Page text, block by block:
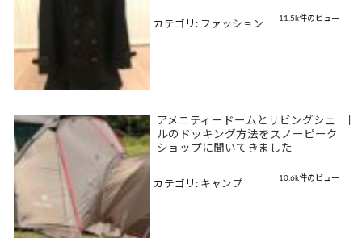
11.5k件のビュー
カテゴリ: ファッション
アメニティードームとリビングシェ
ルのドッキング方法をスノーピーク
ショップに聞いてきました
10.6k件のビュー
カテゴリ: キャンプ